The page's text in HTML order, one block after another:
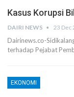
Kasus Korupsi
DAIRI NEWS 23 Dec
Dairinews.co-
terhadap Pejabat
EKONOMI